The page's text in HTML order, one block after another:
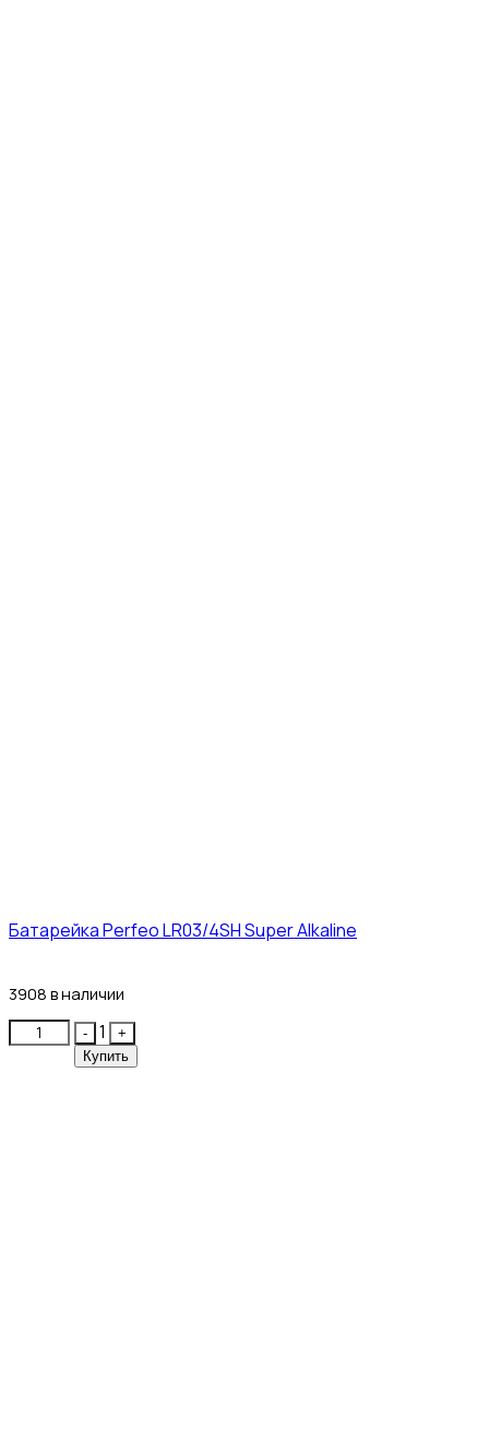
Батарейка Perfeo LR03/4SH Super Alkaline
3908 в наличии
Quantity
- 1
+
Купить